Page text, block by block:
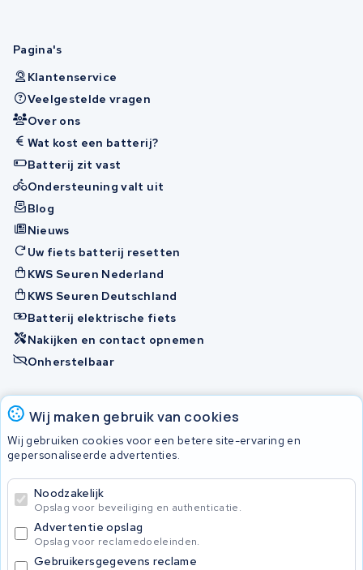
Wij maken gebruik van cookies
Wij gebruiken cookies voor een betere site-ervaring en
gepersonaliseerde advertenties.
Noodzakelijk
Opslag voor beveiliging en authenticatie.
Advertentie opslag
Opslag voor reclamedoeleinden.
Gebruikersgegevens reclame
Pagina's
Klantenservice
Veelgestelde vragen
Over ons
Wat kost een batterij?
Batterij zit vast
Ondersteuning valt uit
Blog
Nieuws
Uw fiets batterij resetten
KWS Seuren Nederland
KWS Seuren Deutschland
Batterij elektrische fiets
Nakijken en contact opnemen
Onherstelbaar
Accu's
Privacy Policy